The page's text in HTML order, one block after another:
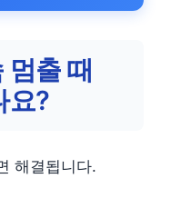
멈출 때
요?
해결됩니다.